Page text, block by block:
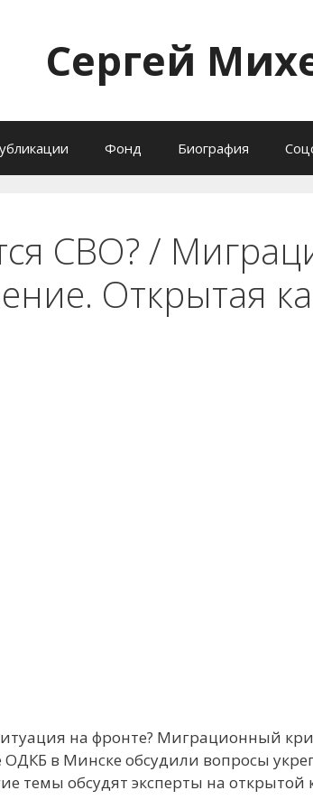
Сергей
Фонд Биография
СВО? /
Открытая
на фронте? Миграционный
в Минске обсудили вопросы
темы обсудят эксперты на открытой